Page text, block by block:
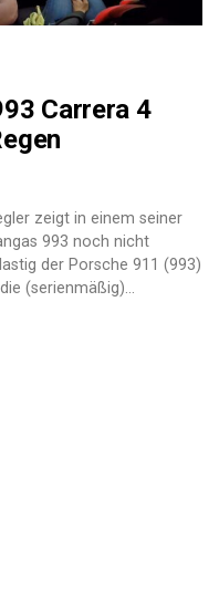
Carrera 4
zeigt in einem seiner
993 noch nicht
der Porsche 911 (993)
(serienmäßig)…